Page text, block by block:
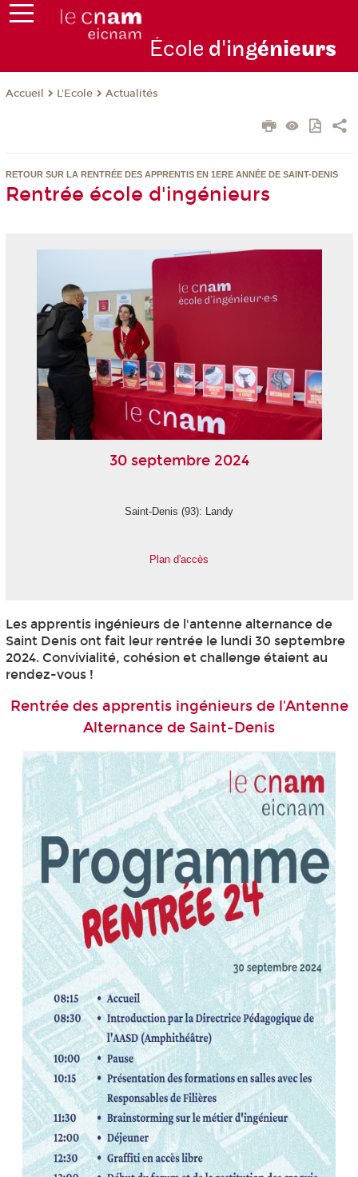
École d'ingénieurs
Accueil L'Ecole Actualités
RETOUR SUR LA RENTRÉE DES APPRENTISEN 1ERE ANNÉE DE SAINT-DENIS
Rentrée école d'ingénieurs
30 septembre 2024
Saint-Denis (93): Landy
Plan d'accès
Les apprentisingénieurs de l'antenne alternancede
Saint Denis ont fait leur rentrée le lundi 30 septembre
2024. Convivialité, cohésion et challenge étaient au
rendez-vous !
Rentrée des apprentis ingénieurs de l'Antenne
Alternance de Saint-Denis